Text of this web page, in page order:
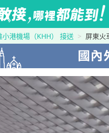
港機場（KHH） 接送 屏東火